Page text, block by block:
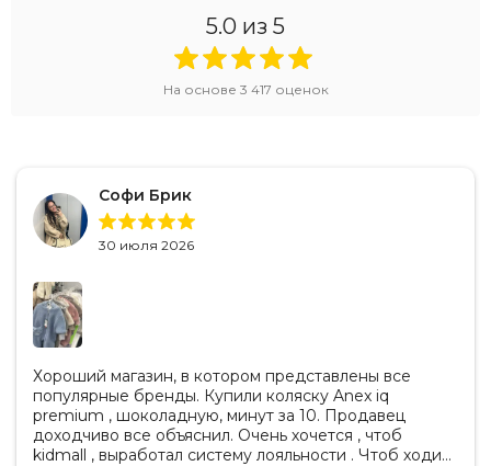
Сертификат европейского стандарта
Рейтинг 4 звезды в тесте ADAC (05/2023)
Победитель Red Dot Product Design 2021
СертификатGREENGUARD Gold
Кресло
одстаканник
одуль боковой защиты SIP pod
5.0 из 5
На основе 3 417 оценок
Софи Брик
30 июля 2026
Хороший магазин, в котором представлены все
популярные бренды. Купили коляску Anex iq
premium , шоколадную, минут за 10. Продавец
доходчиво все объяснил. Очень хочется , чтоб
kidmall , выработал систему лояльности . Чтоб ходить